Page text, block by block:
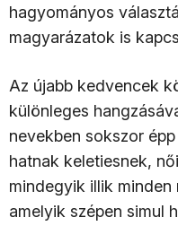
hagyományos
magyarázatok is
Az újabb kedvencek
különleges
nevekben sokszor
hatnak keletiesnek,
mindegyik illik
amelyik szépen simul